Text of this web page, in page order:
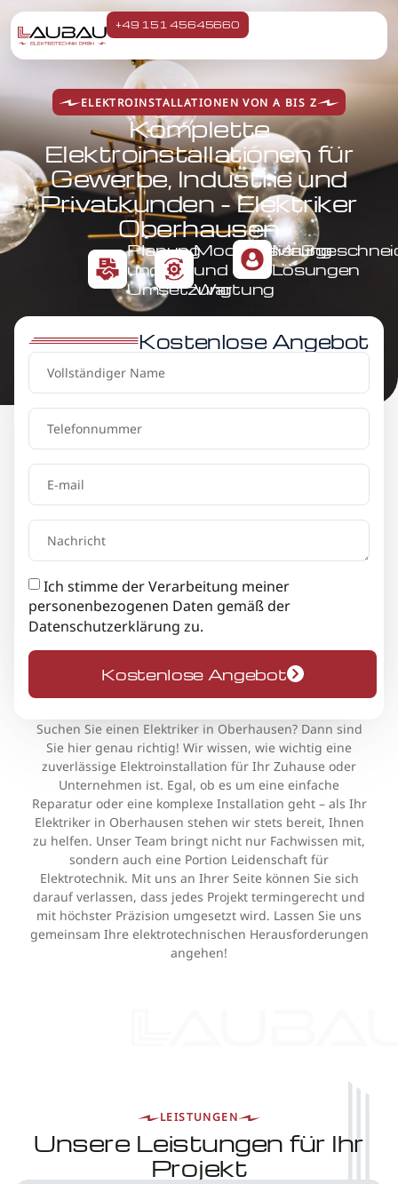
+49 151 45645660
ELEKTROINSTALLATIONEN VON A BIS Z
Komplette
Elektroinstallationen für
Gewerbe, Industrie und
Privatkunden - Elektriker
Oberhausen
Planung
und
Umsetzung
Modernisierung
und
Wartung
Lösungen
Kostenlose Angebot
Ich stimme der Verarbeitung meiner
personenbezogenen Daten gemäß der
Datenschutzerklärung zu.
Kostenlose Angebot
Suchen Sie einen Elektriker in Oberhausen? Dann sind
Sie hier genau richtig! Wir wissen, wie wichtig eine
zuverlässige Elektroinstallation für Ihr Zuhause oder
Unternehmen ist. Egal, ob es um eine einfache
Reparatur oder eine komplexe Installation geht – als Ihr
Elektriker in Oberhausen stehen wir stets bereit, Ihnen
zu helfen. Unser Team bringt nicht nur Fachwissen mit,
sondern auch eine Portion Leidenschaft für
Elektrotechnik. Mit uns an Ihrer Seite können Sie sich
darauf verlassen, dass jedes Projekt termingerecht und
mit höchster Präzision umgesetzt wird. Lassen Sie uns
gemeinsam Ihre elektrotechnischen Herausforderungen
angehen!
LEISTUNGEN
Unsere Leistungen für Ihr
Projekt